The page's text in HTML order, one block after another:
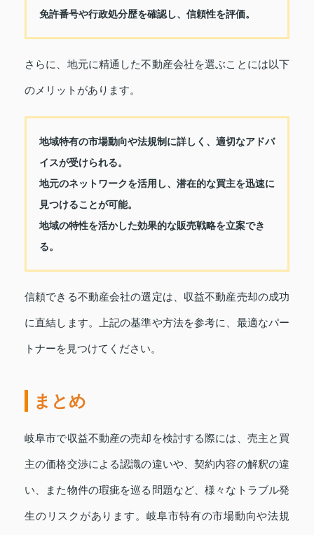
免許番号や行政処分歴を確認し、信頼性を評価。
さらに、地元に精通した不動産会社を選ぶことには以下
のメリットがあります。
地域特有の市場動向や法規制に詳しく、適切なアドバ
イスが受けられる。
地元のネットワークを活用し、潜在的な買主を迅速に
見つけることが可能。
地域の特性を活かした効果的な販売戦略を立案でき
る。
信頼できる不動産会社の選定は、収益不動産売却の成功
に直結します。上記の基準や方法を参考に、最適なパー
トナーを見つけてください。
まとめ
岐阜市で収益不動産の売却を検討する際には、売主と買
主の価格交渉による認識の違いや、契約内容の解釈の違
い、また物件の瑕疵を巡る問題など、様々なトラブル発
生のリスクがあります。岐阜市特有の市場動向や法規